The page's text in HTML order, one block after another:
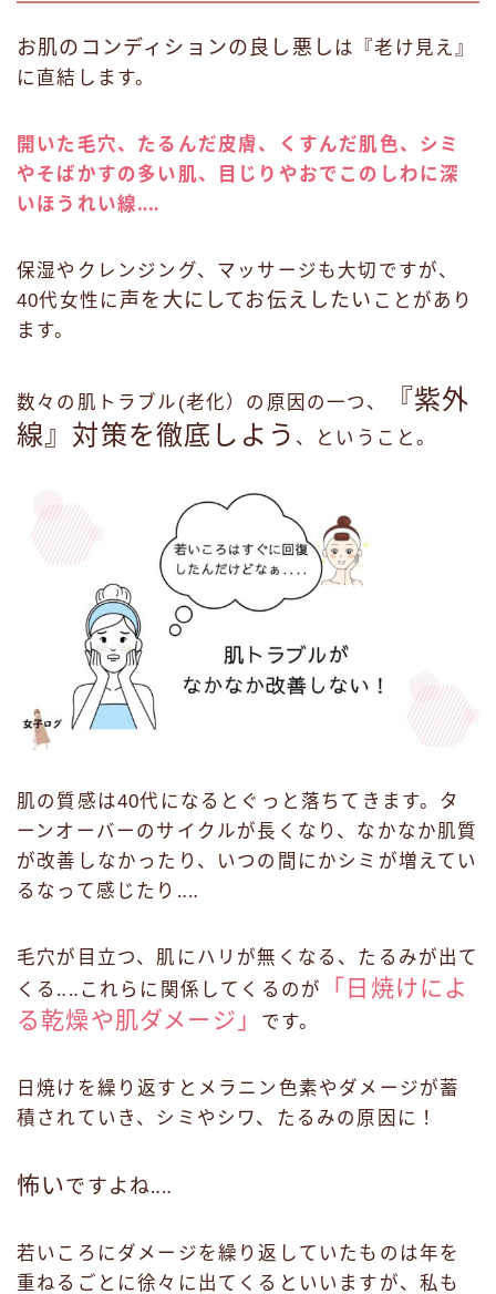
お肌のコンディションの良し悪し は『老け見え』
に直結します。
開いた毛穴、たるんだ皮膚、くすんだ肌色、シミ
やそばかすの多い肌、目じりやおでこのしわに深
いほうれい線‥‥
保湿やクレンジング、マッサージも大切ですが、
40代女性に 声を大にしてお伝えしたい ことがあり
ます。
数々の肌トラブル(老化）の原因の一つ、
『紫外
線』対策を徹底しよう 、ということ。
肌の質感は40代になるとぐっと落ちてきます。タ
ーンオーバーのサイクルが長くなり、なかなか肌質
が改善しなかったり、いつの間にかシミが増えてい
るなって感じたり‥‥
毛穴が目立つ、肌にハリが無くなる、たるみが出て
くる‥‥これらに関係してくるのが
「日焼けによ
る乾燥や肌ダメージ」
です。
日焼けを繰り返すとメラニン色素やダメージが蓄
積されていき、シミやシワ、たるみの原因に！
怖いですよね‥‥
若いころにダメージを繰り返していたものは年を
重ねるごとに徐々に出てくるといいますが、私も